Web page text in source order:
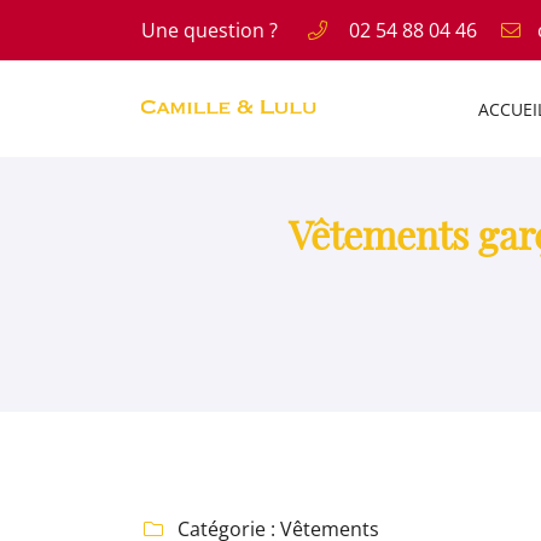
Une question ? 02 54 88 04 46
ACCUEIL
11 RUE DE L ABBE PAUL GRU
02 54 88 04 46
Vêtements
 Catégorie : Vêtements